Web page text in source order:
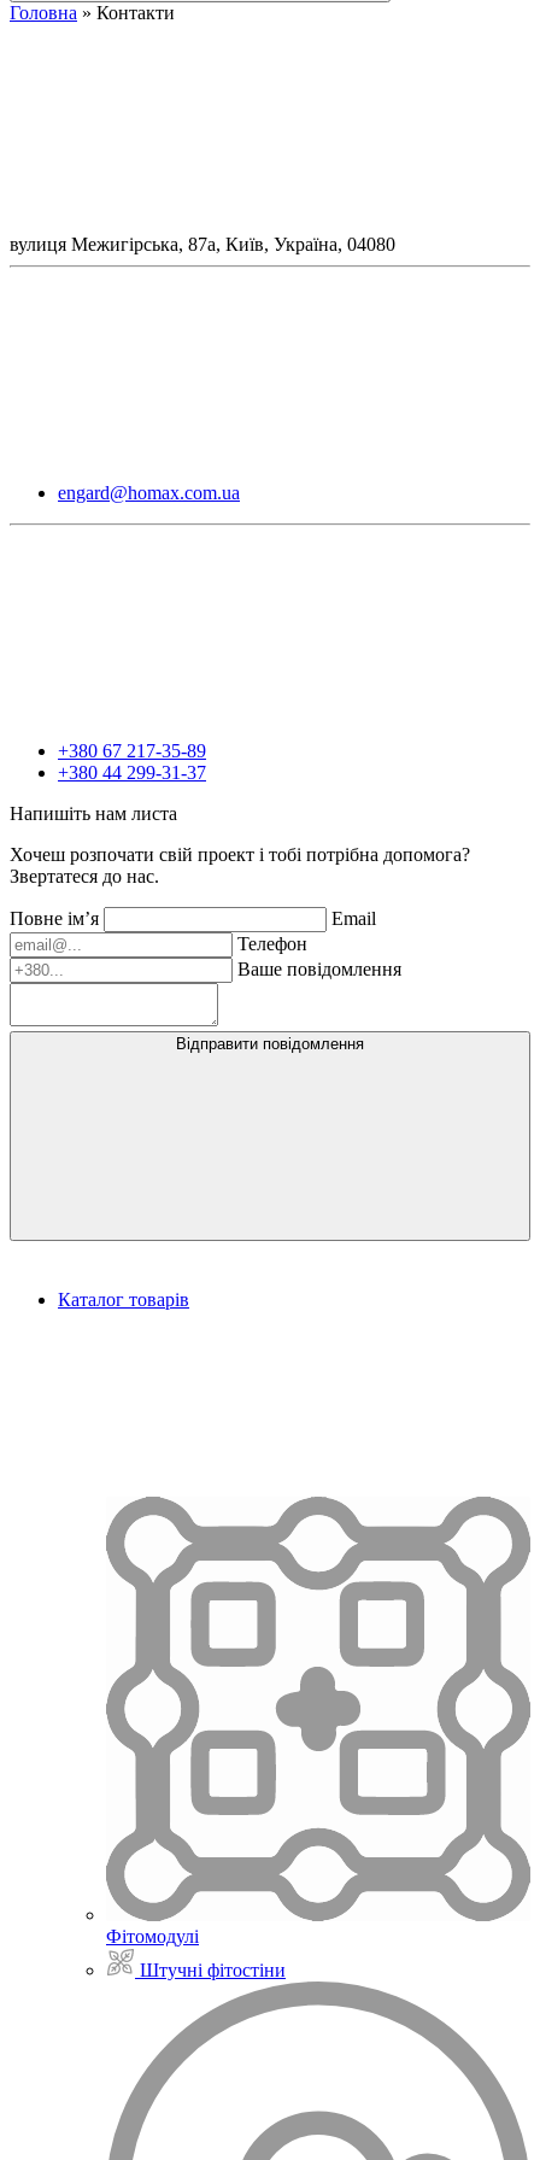
Головна » Контакти
вулиця Межигірська, 87а, Київ, Україна, 04080
engard@homax.com.ua
+380 67 217-35-89
+380 44 299-31-37
Напишіть нам листа
Хочеш розпочати свій проект і тобі потрібна допомога?
Звертатеся до нас.
Повне ім’я
Email
Телефон
Ваше повідомлення
Відправити повідомлення
Каталог товарів
Фітомодулі
Штучні фітостіни